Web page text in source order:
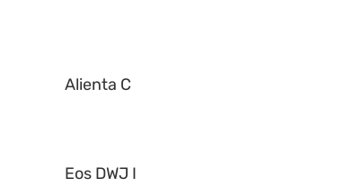
Alienta C
Eos DWJ I